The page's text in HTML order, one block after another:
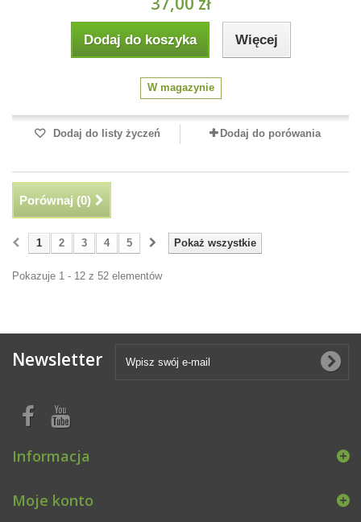
Dodaj do koszyka Więcej
W magazynie
Dodaj do listy życzeń Dodaj do porówania
Porównaj (0)
Pokaż wszystkie
1 2 3 4 5
Pokazuje 1 - 12 z 52 elementów
Newsletter
Informacja
Moje konto